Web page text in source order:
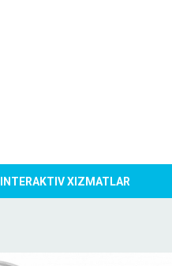
INTERAKTIV XIZMATLAR